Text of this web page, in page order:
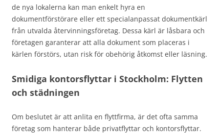
de nya lokalerna kan man enkelt hyra en
dokumentförstörare eller ett specialanpassat dokumentkärl
från utvalda återvinningsföretag. Dessa kärl är låsbara och
företagen garanterar att alla dokument som placeras i
kärlen förstörs, utan risk för obehörig åtkomst eller läsning.
Smidiga kontorsflyttar i Stockholm: Flytten
och städningen
Om beslutet är att anlita en flyttfirma, är det ofta samma
företag som hanterar både privatflyttar och kontorsflyttar.